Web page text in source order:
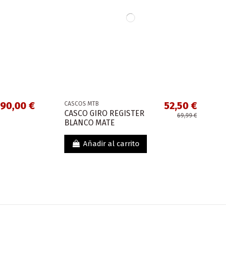
90,00 € CASCOS MTB
CASCO GIRO REGISTER
BLANCO MATE
52,50 €
69,99 €
Añadir al carrito